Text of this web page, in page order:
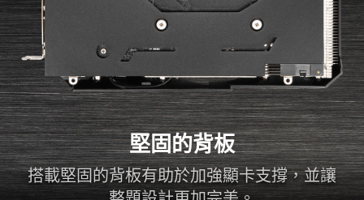
堅固的背板
搭載堅固的背板有助於加強顯卡支撐，並讓